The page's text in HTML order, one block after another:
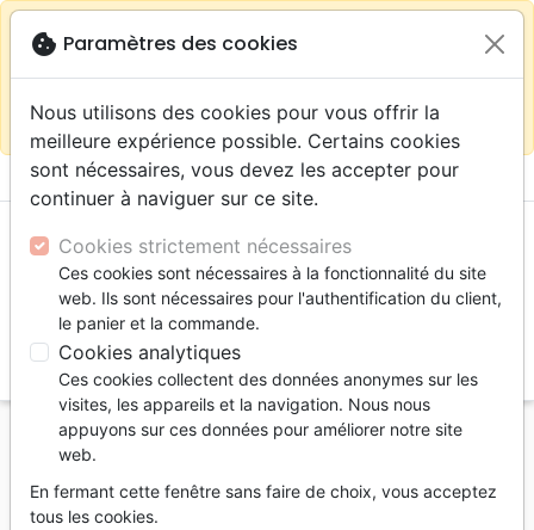
Continuer sur le site France close
warningSelon votre
localisation (États-
sur la boutique La Maison de la Bible Suisse
menu shopping_cart
Accueil
Jeunesse
- [BD]
cookie Paramètres des cookies
Nous utilisons des cookies pour vous offrir la
meilleure expérience possible. Certains cookies
sont nécessaires, vous devez les accepter pour
continuer à naviguer sur ce site.
Cookies strictement nécessaires
Ces cookies sont nécessaires à la fonctionnalité du site
web. Ils sont nécessaires pour l'authentification du client,
le panier et la commande.
Cookies analytiques
Ces cookies collectent des données anonymes sur les
visites, les appareils et la navigation. Nous nous
appuyons sur ces données pour améliorer notre site
web.
En fermant cette fenêtre sans faire de choix, vous acceptez
tous les cookies.